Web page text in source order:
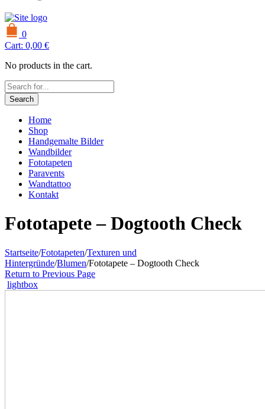
0
Cart: 0,00 €
No products in the cart.
Search
Home
Shop
Handgemalte Bilder
Wandbilder
Fototapeten
Paravents
Wandtattoo
Kontakt
Fototapete – Dogtooth Check
Startseite/Fototapeten/Texturen und
Hintergründe/Blumen/Fototapete – Dogtooth Check
Return to Previous Page
lightbox